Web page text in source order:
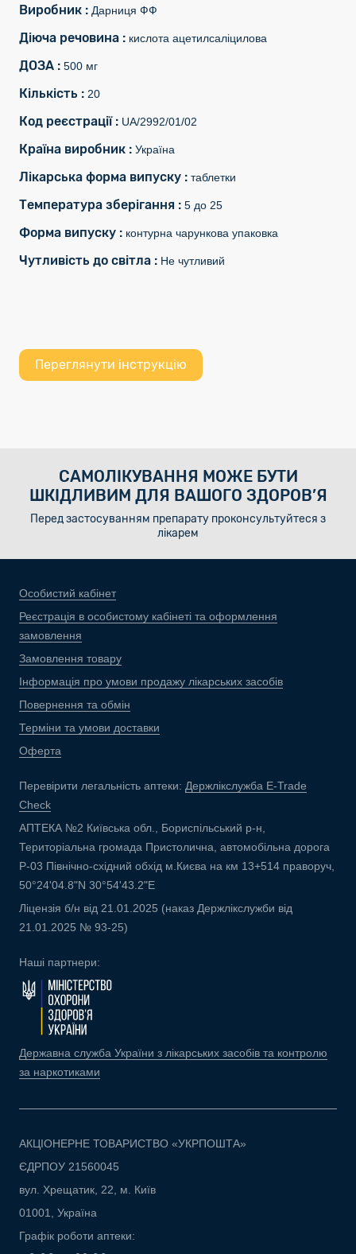
Виробник : Дарниця ФФ
Діюча речовина : кислота ацетилсаліцилова
ДОЗА : 500 мг
Кількість : 20
Код реєстрації : UA/2992/01/02
Країна виробник : Україна
Лікарська форма випуску : таблетки
Температура зберігання : 5 до 25
Форма випуску : контурна чарункова упаковка
Чутливість до світла : Не чутливий
Переглянути інструкцію
САМОЛІКУВАННЯ МОЖЕ БУТИ
ШКІДЛИВИМ ДЛЯ ВАШОГО ЗДОРОВ’Я
Перед застосуванням препарату проконсультуйтеся з
лікарем
Особистий кабінет
Реєстрація в особистому кабінеті та оформлення
замовлення
Замовлення товару
Інформація про умови продажу лікарських засобів
Повернення та обмін
Терміни та умови доставки
Оферта
Перевірити легальність аптеки: Держлікслужба E-Trade
Check
АПТЕКА №2 Київська обл., Бориспільський р-н,
Територіальна громада Пристолична, автомобільна дорога
Р-03 Північно-східний обхід м.Києва на км 13+514 праворуч,
50°24'04.8"N 30°54'43.2"E
Ліцензія б/н від 21.01.2025 (наказ Держлікслужби від
21.01.2025 № 93-25)
Наші партнери:
Державна служба України з лікарських засобів та контролю
за наркотиками
АКЦІОНЕРНЕ ТОВАРИСТВО «УКРПОШТА»
ЄДРПОУ 21560045
вул. Хрещатик, 22, м. Київ
01001, Україна
Графік роботи аптеки: